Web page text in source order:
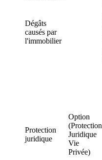
Dégâts
causés par
l'immobilier
Protection
juridique
Option
(Protection
Juridique
Vie
Privée)